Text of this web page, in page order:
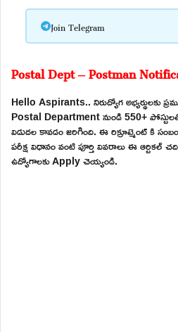
Join Telegram
Postal Dept – Postman
Hello Aspirants.. నిరుద్యోగ అభ్యర్థులకు
Postal Department నుండి 550+
విడుదల కావడం జరిగింది. ఈ రిక్రూట్మెంట్ కి
పరీక్ష విధానం వంటి పూర్తి వివరాలు ఈ ఆర్టికల్
ఉద్యోగాలకు Apply చెయ్యండి.